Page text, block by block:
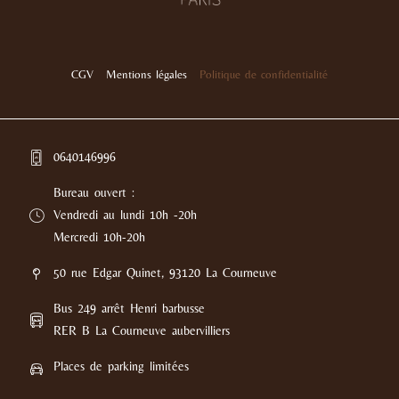
- l
CGV Mentions légales Politique de confidentialité
0640146996
Bureau ouvert :
Vendredi au lundi 10h -20h
Mercredi 10h-20h
50 rue Edgar Quinet, 93120 La Courneuve
Bus 249 arrêt Henri barbusse
RER B La Courneuve aubervilliers
Places de parking limitées